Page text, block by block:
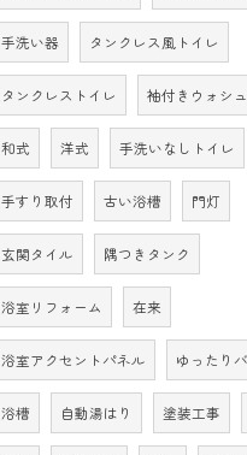
手洗い器 タンクレス風トイレ
タンクレストイレ 袖付きウォシ
和式 洋式 手洗いなしトイレ
手すり取付 古い浴槽 門灯
玄関タイル 隅つきタンク
浴室リフォーム 在来
浴室アクセントパネル ゆったり
浴槽 自動湯はり 塗装工事